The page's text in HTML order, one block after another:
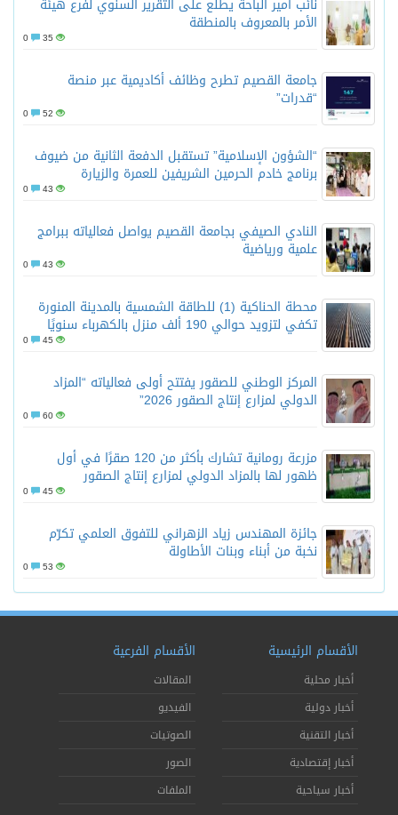
نائب أمير الباحة يطّلع على التقرير السنوي لفرع هيئة
الأمر بالمعروف بالمنطقة
35
جامعة القصيم تطرح وظائف أكاديمية عبر منصة
“قدرات”
52
“الشؤون الإسلامية” تستقبل الدفعة الثانية من ضيوف
برنامج خادم الحرمين الشريفين للعمرة والزيارة
43
النادي الصيفي بجامعة القصيم يواصل فعالياته ببرامج
علمية ورياضية
43
محطة الحناكية (1) للطاقة الشمسية بالمدينة المنورة
تكفي لتزويد حوالي 190 ألف منزل بالكهرباء سنويًا
45
المركز الوطني للصقور يفتتح أولى فعالياته “المزاد
الدولي لمزارع إنتاج الصقور 2026”
60
مزرعة رومانية تشارك بأكثر من 120 صقرًا في أول
ظهور لها بالمزاد الدولي لمزارع إنتاج الصقور
45
جائزة المهندس زياد الزهراني للتفوق العلمي تكرّم
نخبة من أبناء وبنات الأطاولة
53
الأقسام الرئيسية
أخبار محلية
أخبار دولية
أخبار التقنية
أخبار إقتصادية
أخبار سياحية
الأقسام الفرعية
المقالات
الفيديو
الصوتيات
الصور
الملفات